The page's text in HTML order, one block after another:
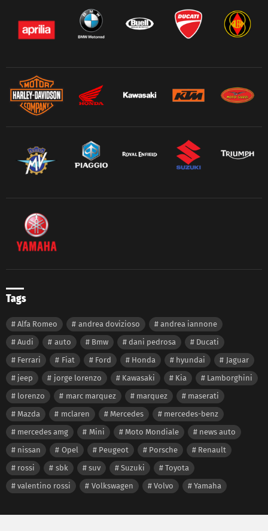
Tags
Alfa Romeo andrea dovizioso
andrea iannone
Audi
auto Bmw dani pedrosa
Ducati
Ferrari
Fiat Ford Honda hyundai
Jaguar
jeep
jorge lorenzo Kawasaki Kia
Lamborghini
lorenzo
marc marquez marquez
maserati
Mazda
mclaren Mercedes
mercedes-benz
mercedes amg
Mini Moto Mondiale
news auto
nissan
Opel Peugeot Porsche
Renault
rossi
sbk suv Suzuki
Toyota
valentino rossi
Volkswagen Volvo Yamaha